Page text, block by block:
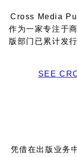
Cross Media
作为一家专注于
版部门已累计发
SEE
凭借在出版业务